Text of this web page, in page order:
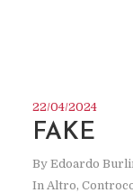
22/04/2024
FAKE
By Edoardo
In Altro,